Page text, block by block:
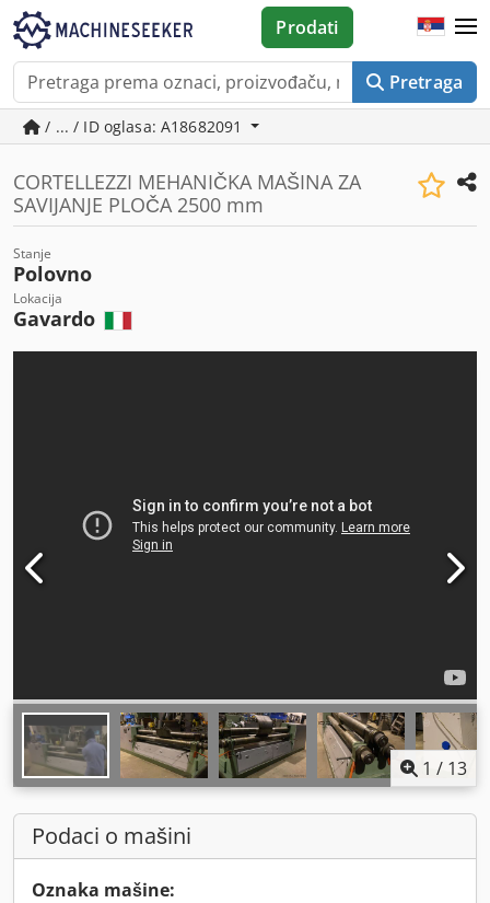
Pretraga
Prodati
/ ... / ID oglasa: A18682091
CORTELLEZZI MEHANIČKA MAŠINA ZA
SAVIJANJE PLOČA 2500 mm
Stanje
Polovno
Lokacija
Gavardo
1 / 13
Podaci o mašini
Oznaka mašine: